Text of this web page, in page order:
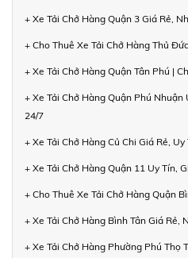
+ Xe Tải Chở Hàng Quận 3 Giá Rẻ,
+ Cho Thuê Xe Tải Chở Hàng Thủ
+ Xe Tải Chở Hàng Quận Tân Phú |
+ Xe Tải Chở Hàng Quận Phú Nhuận
24/7
+ Xe Tải Chở Hàng Củ Chi Giá Rẻ, Uy
+ Xe Tải Chở Hàng Quận 11 Uy Tín,
+ Cho Thuê Xe Tải Chở Hàng Quận
+ Xe Tải Chở Hàng Bình Tân Giá Rẻ,
+ Xe Tải Chở Hàng Phường Phú Thọ